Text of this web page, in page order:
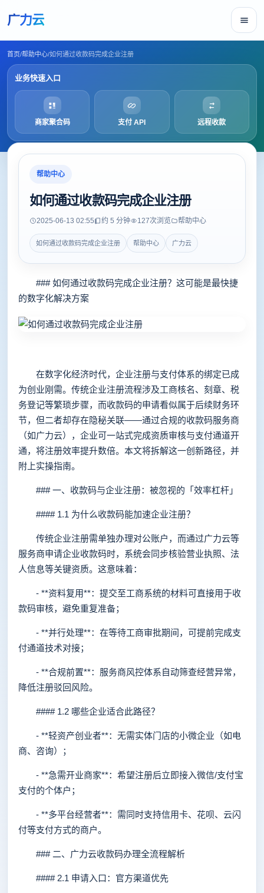
广力云
首页/帮助中心/如何通过收款码完成企业注册
业务快速入口
商家聚合码 支付 API 远程收款
帮助中心
如何通过收款码完成企业注册
2025-06-13 02:55 约 5 分钟 127次浏览 帮助中心
如何通过收款码完成企业注册 帮助中心 广力云
### 如何通过收款码完成企业注册？这可能是最快捷
的数字化解决方案
在数字化经济时代，企业注册与支付体系的绑定已成
为创业刚需。传统企业注册流程涉及工商核名、刻章、税
务登记等繁琐步骤，而收款码的申请看似属于后续财务环
节，但二者却存在隐秘关联——通过合规的收款码服务商
（如广力云），企业可一站式完成资质审核与支付通道开
通，将注册效率提升数倍。本文将拆解这一创新路径，并
附上实操指南。
### 一、收款码与企业注册：被忽视的「效率杠杆」
#### 1.1 为什么收款码能加速企业注册？
传统企业注册需单独办理对公账户，而通过广力云等
服务商申请企业收款码时，系统会同步核验营业执照、法
人信息等关键资质。这意味着：
- **资料复用**：提交至工商系统的材料可直接用于收
款码审核，避免重复准备；
- **并行处理**：在等待工商审批期间，可提前完成支
付通道技术对接；
- **合规前置**：服务商风控体系自动筛查经营异常，
降低注册驳回风险。
#### 1.2 哪些企业适合此路径？
- **轻资产创业者**：无需实体门店的小微企业（如电
商、咨询）；
- **急需开业商家**：希望注册后立即接入微信/支付宝
支付的个体户；
- **多平台经营者**：需同时支持信用卡、花呗、云闪
付等支付方式的商户。
### 二、广力云收款码办理全流程解析
#### 2.1 申请入口：官方渠道优先